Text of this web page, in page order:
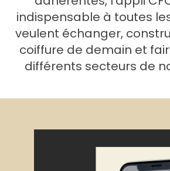
indispensable à toutes
veulent échanger,
coiffure de demain et
différents secteurs de